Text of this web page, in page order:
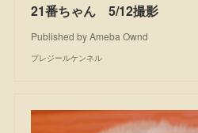
21番ちゃん 5/12撮影
Published by Ameba Ownd
プレジールケンネル